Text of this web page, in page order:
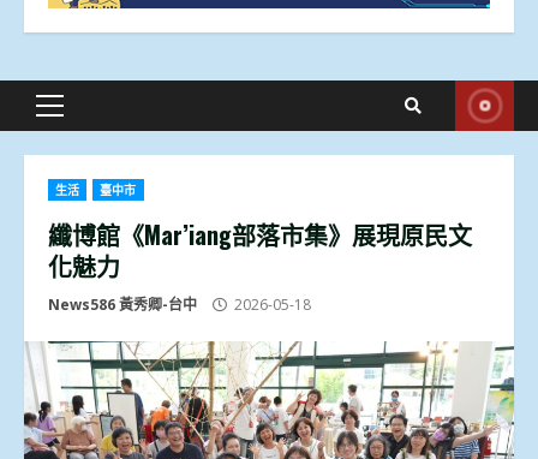
Primary
生活 臺中市
纖博館《Mar’iang部落市集》展現原民文
化魅力
News586 黃秀卿-台中 2026-05-18